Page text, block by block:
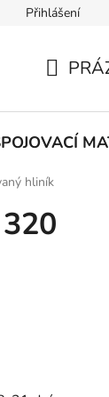
Přihlášení
KOŠÍK
hliník